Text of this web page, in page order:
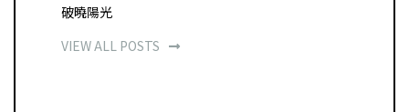
破曉陽光
VIEW ALL POSTS